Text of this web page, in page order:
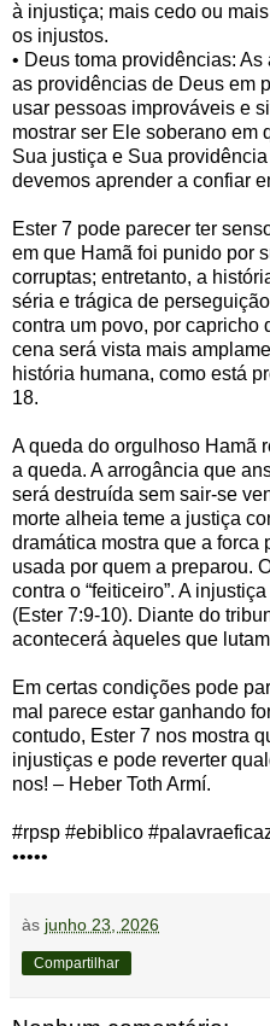
à injustiça; mais cedo ou
os injustos.
• Deus toma providências:
as providências de Deus em
usar pessoas improváveis e
mostrar ser Ele soberano em
Sua justiça e Sua
devemos aprender a confiar
Ester 7 pode parecer ter
em que Hamã foi punido por
corruptas; entretanto, a
séria e trágica de
contra um povo, por capricho
cena será vista mais
história humana, como está
18.
A queda do orgulhoso Hamã
a queda. A arrogância que
será destruída sem sair-se
morte alheia teme a justiça
dramática mostra que a forca
usada por quem a preparou.
contra o “feiticeiro”. A
(Ester 7:9-10). Diante do
acontecerá àqueles que
Em certas condições pode
mal parece estar ganhando
contudo, Ester 7 nos mostra
injustiças e pode reverter
nos! – Heber Toth Armí.
#rpsp #ebiblico
•••••
às junho 23, 2026
Compartilhar